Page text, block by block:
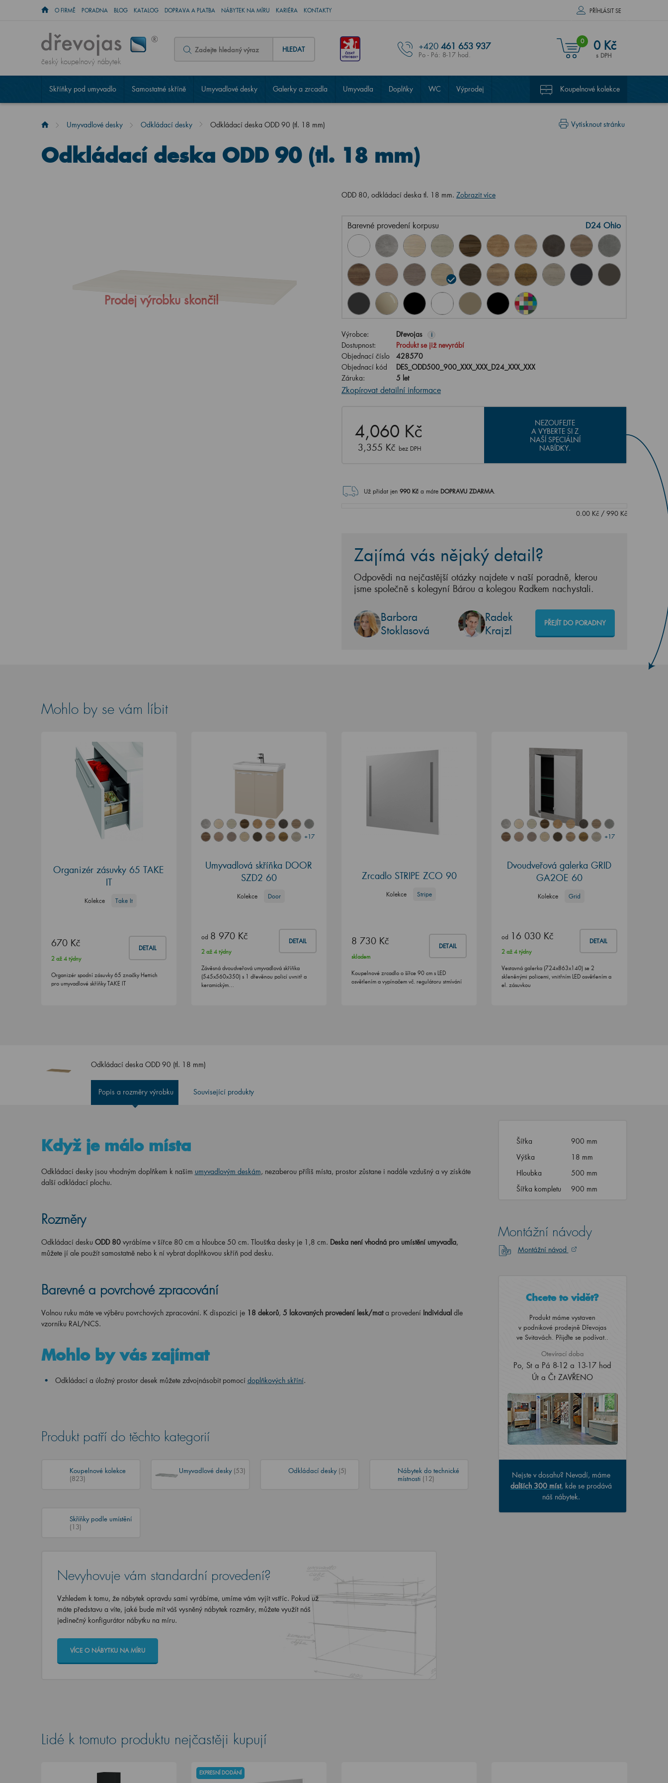
O FIRMĚ PORADNA BLOG KATALOG DOPRAVA A PLATBA NÁBYTEK NA MÍRU KARIÉRA KONTAKTY PŘÍHLÁSIT SE
český koupelnový nábytek
HLEDAT +420 461 653 937
Po - Pá: 8-17 hod.
0 0 Kč
s DPH
Skříňky pod umyvadlo Samostatné skříně Umyvadlové desky Galerky a zrcadla Umyvadla Doplňky WC Výprodej Koupelnové kolekce
Vytisknout stránku
Umyvadlové desky Odkládací desky Odkládací deska ODD 90 (tl. 18 mm)
Odkládací deska ODD 90 (tl. 18 mm)
Prodej výrobku skončil
ODD 80, odkládací deska tl. 18 mm. Zobrazit více
Barevné provedení korpusu D24 Ohio
Výrobce: Dřevojas i
Dostupnost:
Produkt se již nevyrábí
Objednací číslo
428570
Objednací kód
DES_ODD500_900_XXX_XXX_D24_XXX_XXX
Záruka:
5 let
Zkopírovat detailní informace
4,060 Kč
3,355 Kč bez DPH
NEZOUFEJTE
A VYBERTE SI Z
NAŠÍ SPECIÁLNÍ
NABÍDKY.
Už přidat jen 990Kč a máte DOPRAVU ZDARMA.
0.00Kč/ 990Kč
Zajímá vás nějaký detail?
Odpovědi na nejčastější otázky najdete v naší poradně, kterou
jsme společně s kolegyní Bárou a kolegou Radkem nachystali.
Barbora
Stoklasová
Radek
Krajzl
PŘEJÍT DO PORADNY
Mohlo by se vám líbit
Organizér zásuvky 65 TAKE
IT
Kolekce Take It
670 Kč DETAIL
2 až 4 týdny
Organizér spodní zásuvky 65 značky Hettich
pro umyvadlové skříňky TAKE IT
+17
Umyvadlová skříňka DOOR
SZD2 60
Kolekce Door
od 8 970 Kč DETAIL
2 až 4 týdny
Závěsná dvoudveřová umyvadlová skříňka
(545x560x350) s 1 dřevěnou policí uvnitř a
keramickým…
Zrcadlo STRIPE ZCO 90
Kolekce Stripe
8 730 Kč DETAIL
skladem
Koupelnové zrcadlo o šířce 90 cm s LED
osvětlením a vypínačem vč. regulátoru stmívání
+17
Dvoudveřová galerka GRID
GA2OE 60
Kolekce Grid
od 16 030 Kč DETAIL
2 až 4 týdny
Vestavná galerka (724x863x140) se 2
skleněnými policemi, vnitřním LED osvětlením a
el. zásuvkou
Odkládací deska ODD 90 (tl. 18 mm)
Popis a rozměry výrobku Související produkty
Když je málo místa
Odkládací desky jsou vhodným doplňkem k našim umyvadlovým deskám, nezaberou příliš místa, prostor zůstane i nadále vzdušný a vy získáte
další odkládací plochu.
Rozměry
Odkládací desku ODD 80 vyrábíme v šířce 80 cm a hloubce 50 cm. Tloušťka desky je 1,8 cm. Deska není vhodná pro umístění umyvadla,
můžete jí ale použít samostatně nebo k ní vybrat doplňkovou skříň pod desku.
Barevné a povrchové zpracování
Volnou ruku máte ve výběru povrchových zpracování. K dispozici je 18 dekorů, 5 lakovaných provedení lesk/mat a provedení Individual dle
vzorníku RAL/NCS.
Mohlo by vás zajímat
Odkládací a úložný prostor desek můžete zdvojnásobit pomocí doplňkových skříní.
Produkt patří do těchto kategorií
Koupelnové kolekce
(823)
Umyvadlové desky (53) Odkládací desky (5)
Nábytek do technické
místnosti (12)
Skříňky podle umístění
(13)
Nevyhovuje vám standardní provedení?
Vzhledem k tomu, že nábytek opravdu sami vyrábíme, umíme vám vyjít vstříc. Pokud už
máte představu a víte, jaké bude mít váš vysněný nábytek rozměry, můžete využít náš
jedinečný konfigurátor nábytku na míru.
VÍCE O NÁBYTKU NA MÍRU
Šířka
900 mm
Výška
18 mm
Hloubka
500 mm
Šířka kompletu
900 mm
Montážní návody
Montážní návod
Chcete to vidět?
Produkt máme vystaven
v podnikové prodejně Dřevojas
ve Svitavách. Přijďte se podívat..
Otevírací doba
Po, St a Pá 8-12 a 13-17 hod
Út a Čt ZAVŘENO
Nejste v dosahu? Nevadí, máme
dalších 300 míst, kde se prodává
náš nábytek.
Lidé k tomuto produktu nejčastěji kupují
EXPRESNÍ DODÁNÍ